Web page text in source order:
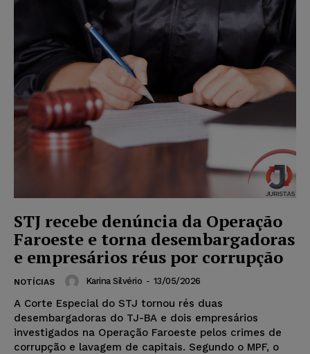
STJ recebe denúncia da Operação
Faroeste e torna desembargadoras
e empresários réus por corrupção
NOTÍCIAS Karina Silvério - 13/05/2026
A Corte Especial do STJ tornou rés duas
desembargadoras do TJ-BA e dois empresários
investigados na Operação Faroeste pelos crimes de
corrupção e lavagem de capitais. Segundo o MPF, o